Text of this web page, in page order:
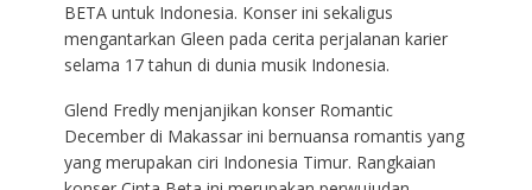
BETA untuk Indonesia. Konser ini sekaligus
mengantarkan Gleen pada cerita perjalanan karier
selama 17 tahun di dunia musik Indonesia.
Glend Fredly menjanjikan konser Romantic
December di Makassar ini bernuansa romantis yang
yang merupakan ciri Indonesia Timur. Rangkaian